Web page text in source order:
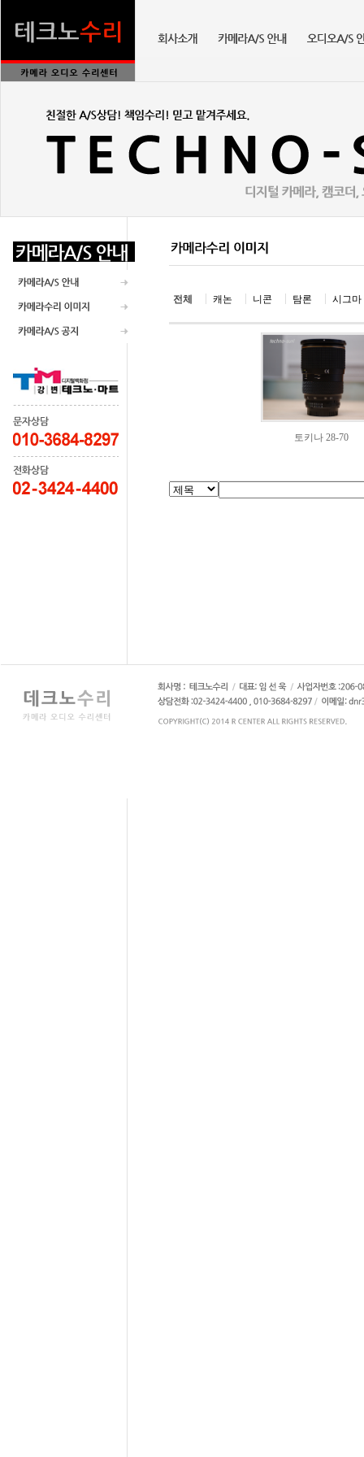
전체 캐논 니콘 탐론 시그마
토키나 28-70